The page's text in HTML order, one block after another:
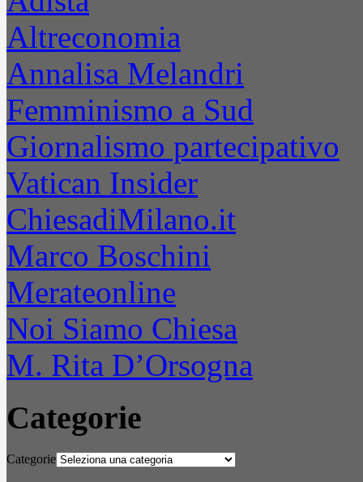
Altreconomia
Annalisa Melandri
Femminismo a Sud
Giornalismo partecipativo
Vatican Insider
ChiesadiMilano.it
Marco Boschini
Merateonline
Noi Siamo Chiesa
M. Rita D’Orsogna
Categorie
Categorie